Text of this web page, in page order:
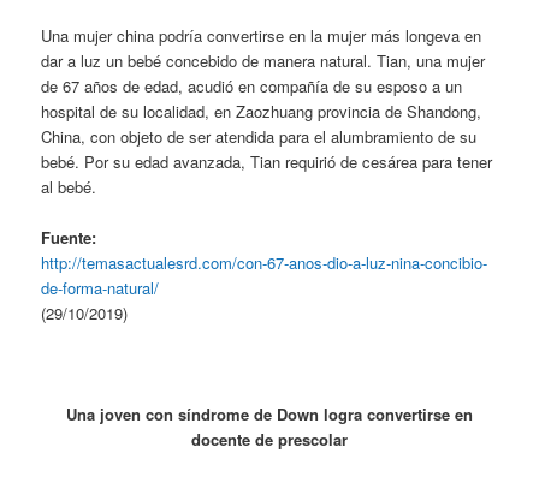
Una mujer china podría convertirse en la mujer más longeva en
dar a luz un bebé concebido de manera natural. Tian, una mujer
de 67 años de edad, acudió en compañía de su esposo a un
hospital de su localidad, en Zaozhuang provincia de Shandong,
China, con objeto de ser atendida para el alumbramiento de su
bebé. Por su edad avanzada, Tian requirió de cesárea para tener
al bebé.
Fuente:
http://temasactualesrd.com/con-67-anos-dio-a-luz-nina-concibio-
de-forma-natural/
(29/10/2019)
Una joven con síndrome de Down logra convertirse en
docente de prescolar